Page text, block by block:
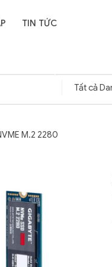
TIN TỨC
M.2 2280
Liên hệ
GIGABYTE G593-ZD1
(rev. AAX1)